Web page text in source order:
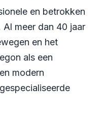
en betrokken
meer dan 40 jaar
en het
als een
modern